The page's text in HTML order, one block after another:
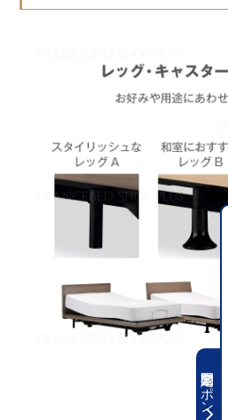
期間限定クーポン